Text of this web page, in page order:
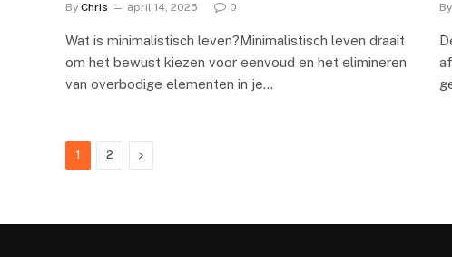
By Chris april 14, 2025 0
Wat is minimalistisch leven?Minimalistisch leven draait
om het bewust kiezen voor eenvoud en het elimineren
van overbodige elementen in je…
By
1 2 Next